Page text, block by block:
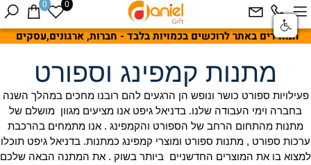
המחירים באתר לרוכשים בכמויות בלבד - חברות, ארגונים,עסקים
0 0
מתנות קמפינג וספורט
פעילויות ספורט כושר ונופש הן הרגעים להם רובנו מחכים במהלך השנה
בחברה וימי העבודה שלנו. בדניאל גיפט אנו מציעים מגוון מושלם של
מתנות מהתחום הרחב של הספורט והקמפינג . אנו מתמחים בהרכבת
ערכות ספורט , מתנות ספורט ומוצרי קמפינג כמתנות. בדניאל גיפט תוכלו
למצוא בו את המוצרים החדשניים ביותר בשוק . את המתנה הבאה שלכם